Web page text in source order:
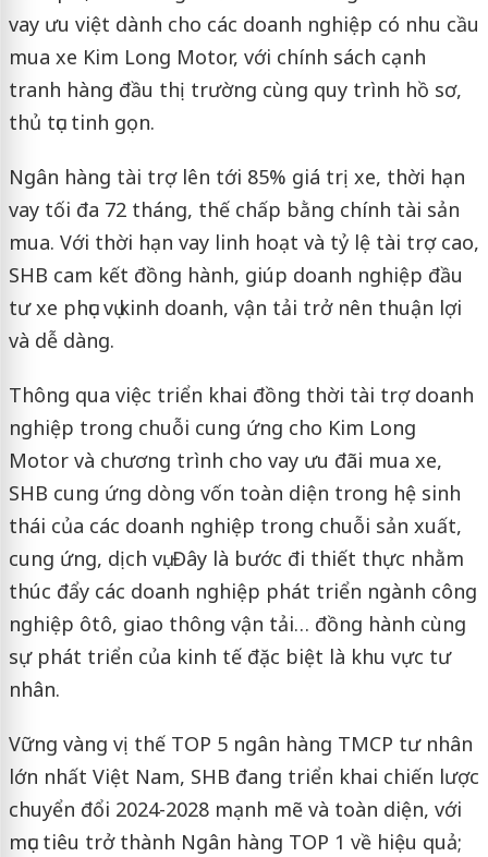
vay ưu việt dành cho các doanh nghiệp có nhu cầu
mua xe Kim Long Motor, với chính sách cạnh
tranh hàng đầu thị trường cùng quy trình hồ sơ,
thủ tục tinh gọn.
Ngân hàng tài trợ lên tới 85% giá trị xe, thời hạn
vay tối đa 72 tháng, thế chấp bằng chính tài sản
mua. Với thời hạn vay linh hoạt và tỷ lệ tài trợ cao,
SHB cam kết đồng hành, giúp doanh nghiệp đầu
tư xe phục vụ kinh doanh, vận tải trở nên thuận lợi
và dễ dàng.
Thông qua việc triển khai đồng thời tài trợ doanh
nghiệp trong chuỗi cung ứng cho Kim Long
Motor và chương trình cho vay ưu đãi mua xe,
SHB cung ứng dòng vốn toàn diện trong hệ sinh
thái của các doanh nghiệp trong chuỗi sản xuất,
cung ứng, dịch vụ. Đây là bước đi thiết thực nhằm
thúc đẩy các doanh nghiệp phát triển ngành công
nghiệp ôtô, giao thông vận tải… đồng hành cùng
sự phát triển của kinh tế đặc biệt là khu vực tư
nhân.
Vững vàng vị thế TOP 5 ngân hàng TMCP tư nhân
lớn nhất Việt Nam, SHB đang triển khai chiến lược
chuyển đổi 2024-2028 mạnh mẽ và toàn diện, với
mục tiêu trở thành Ngân hàng TOP 1 về hiệu quả;